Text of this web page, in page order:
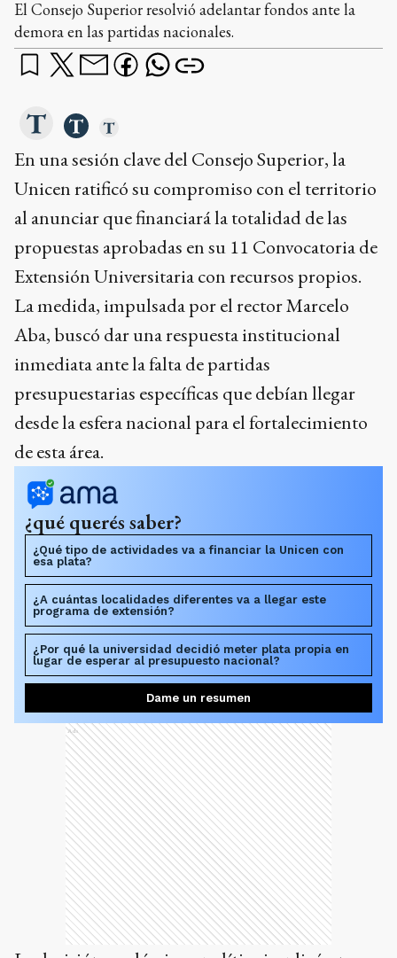
En una sesión clave del Consejo Superior, la
al anunciar que financiará la totalidad de las
propuestas aprobadas en su 11 Convocatoria de
Extensión Universitaria con recursos propios.
La medida, impulsada por el rector Marcelo
Aba, buscó dar una respuesta institucional
inmediata ante la falta de partidas
presupuestarias específicas que debían llegar
desde la esfera nacional para el fortalecimiento
de esta área.
¿qué querés saber?
¿Qué tipo de actividades va a financiar la Unicen con
esa plata?
¿A cuántas localidades diferentes va a llegar este
programa de extensión?
¿Por qué la universidad decidió meter plata propia en
lugar de esperar al presupuesto nacional?
Dame un resumen
La decisión académica y política implicó una
inversión total de 35.317.875 pesos, destinada a
sostener el vínculo de la casa de estudios con su